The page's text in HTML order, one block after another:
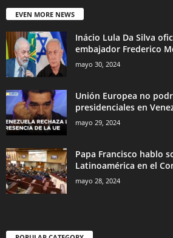
EVEN MORE NEWS
Inácio Lula Da Silva
embajador Frederico
mayo 30, 2024
Unión Europea no
presidenciales en
mayo 29, 2024
Papa Francisco hablo
Latinoamérica en el
mayo 28, 2024